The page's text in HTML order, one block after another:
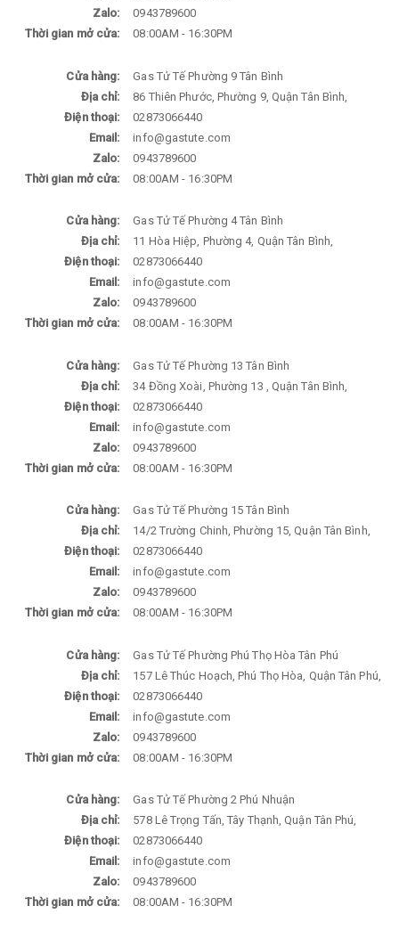
Zalo:
0943789600
Thời gian mở cửa:
08:00AM - 16:30PM
Cửa hàng:
Gas Tử Tế Phường 9 Tân Bình
Địa chỉ:
86 Thiên Phước, Phường 9, Quận Tân Bình,
Điện thoại:
02873066440
Email:
info@gastute.com
Zalo:
0943789600
Thời gian mở cửa:
08:00AM - 16:30PM
Cửa hàng:
Gas Tử Tế Phường 4 Tân Bình
Địa chỉ:
11 Hòa Hiệp, Phường 4, Quận Tân Bình,
Điện thoại:
02873066440
Email:
info@gastute.com
Zalo:
0943789600
Thời gian mở cửa:
08:00AM - 16:30PM
Cửa hàng:
Gas Tử Tế Phường 13 Tân Bình
Địa chỉ:
34 Đồng Xoài, Phường 13 , Quận Tân Bình,
Điện thoại:
02873066440
Email:
info@gastute.com
Zalo:
0943789600
Thời gian mở cửa:
08:00AM - 16:30PM
Cửa hàng:
Gas Tử Tế Phường 15 Tân Bình
Địa chỉ:
14/2 Trường Chinh, Phường 15, Quận Tân Bình,
Điện thoại:
02873066440
Email:
info@gastute.com
Zalo:
0943789600
Thời gian mở cửa:
08:00AM - 16:30PM
Cửa hàng:
Gas Tử Tế Phường Phú Thọ Hòa Tân Phú
Địa chỉ:
157 Lê Thúc Hoạch, Phú Thọ Hòa, Quận Tân Phú,
Điện thoại:
02873066440
Email:
info@gastute.com
Zalo:
0943789600
Thời gian mở cửa:
08:00AM - 16:30PM
Cửa hàng:
Gas Tử Tế Phường 2 Phú Nhuận
Địa chỉ:
578 Lê Trọng Tấn, Tây Thạnh, Quận Tân Phú,
Điện thoại:
02873066440
Email:
info@gastute.com
Zalo:
0943789600
Thời gian mở cửa:
08:00AM - 16:30PM